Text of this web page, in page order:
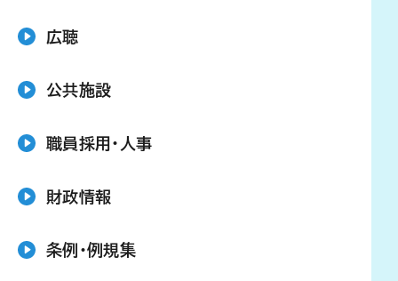
広聴
公共施設
職員採用・人事
財政情報
条例・例規集